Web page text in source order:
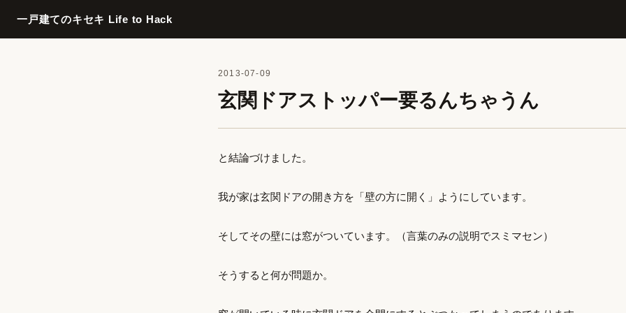
一戸建てのキセキ Life to Hack
2013-07-09
玄関ドアストッパー要るんちゃうん
と結論づけました。
我が家は玄関ドアの開き方を「壁の方に開く」ようにしています。
そしてその壁には窓がついています。（言葉のみの説明でスミマセン）
そうすると何が問題か。